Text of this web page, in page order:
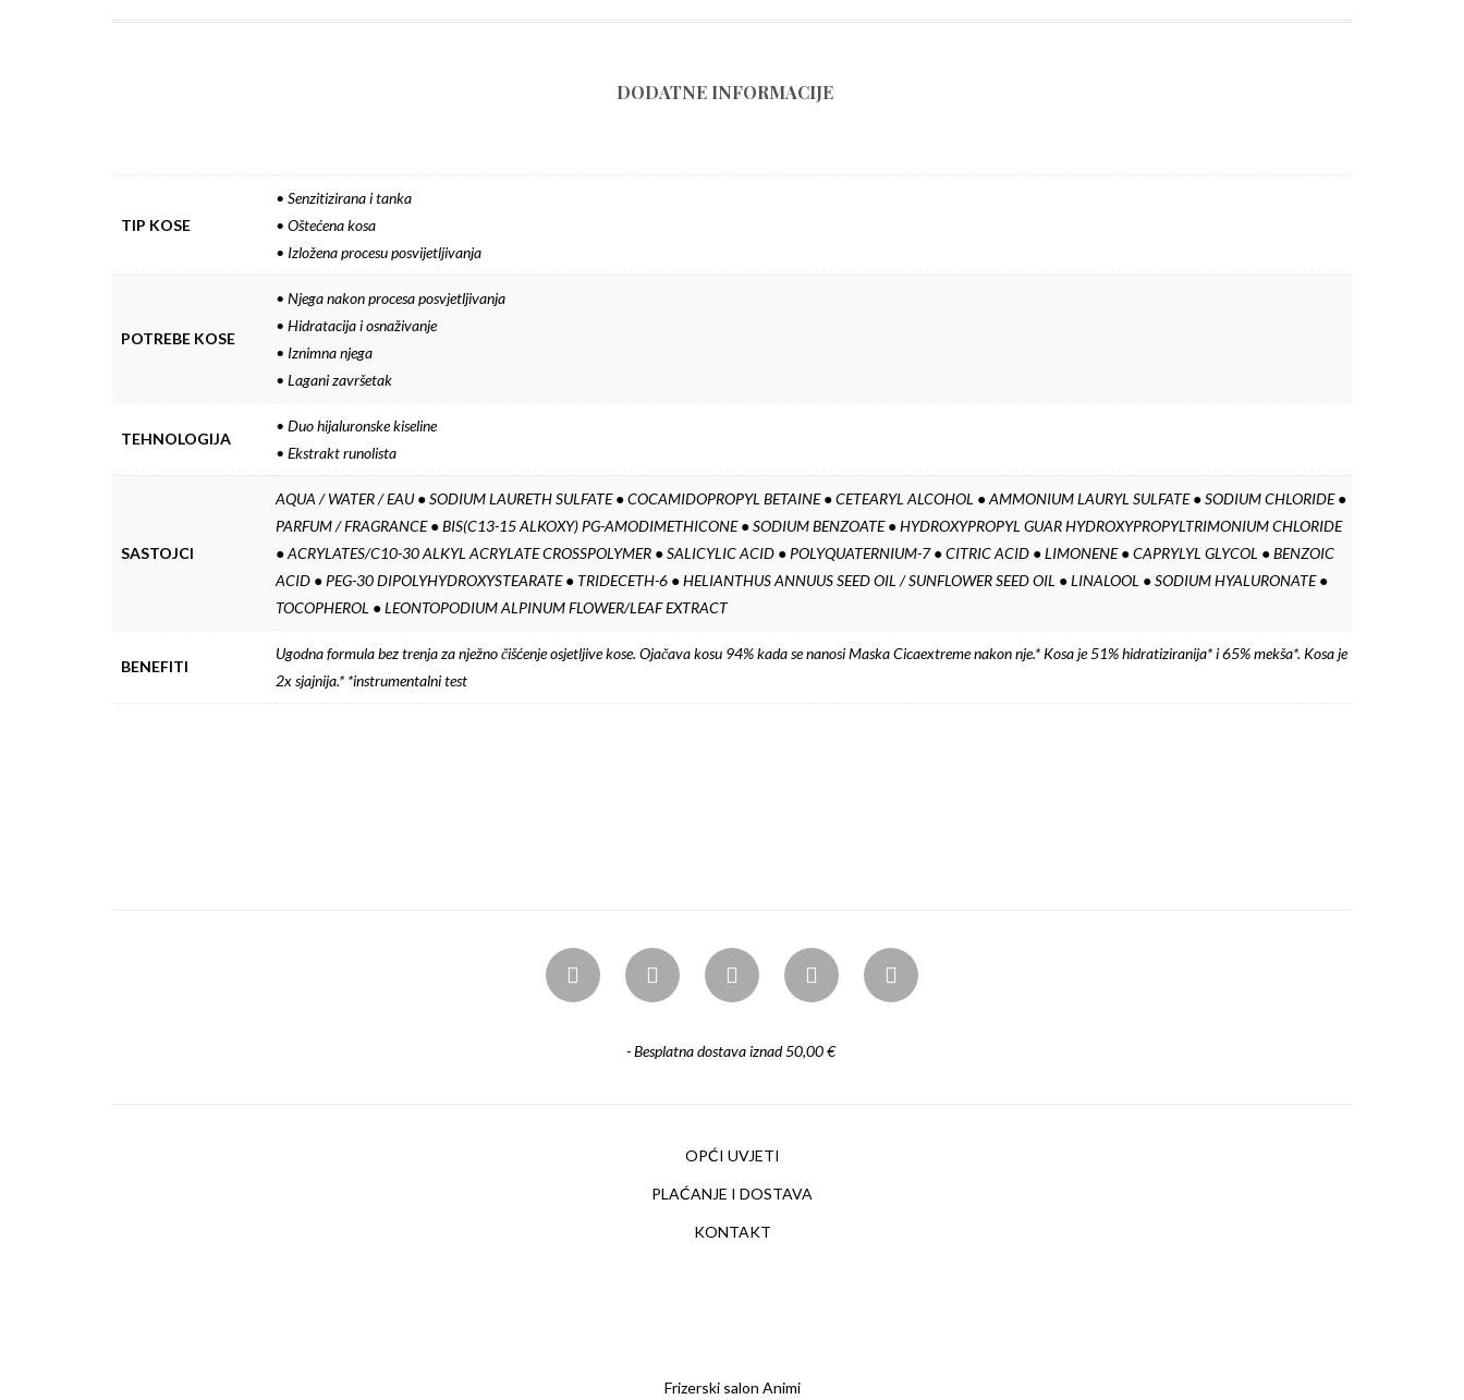
DODATNE INFORMACIJE
TIP KOSE
• Senzitizirana i tanka
• Oštećena kosa
• Izložena procesu posvijetljivanja
POTREBE KOSE
• Njega nakon procesa posvjetljivanja
• Hidratacija i osnaživanje
• Iznimna njega
• Lagani završetak
TEHNOLOGIJA
• Duo hijaluronske kiseline
• Ekstrakt runolista
SASTOJCI
AQUA / WATER / EAU ● SODIUM LAURETH SULFATE ● COCAMIDOPROPYL BETAINE ● CETEARYL ALCOHOL ● AMMONIUM LAURYL SULFATE ● SODIUM CHLORIDE ●
PARFUM / FRAGRANCE ● BIS(C13-15 ALKOXY) PG-AMODIMETHICONE ● SODIUM BENZOATE ● HYDROXYPROPYL GUAR HYDROXYPROPYLTRIMONIUM CHLORIDE
● ACRYLATES/C10-30 ALKYL ACRYLATE CROSSPOLYMER ● SALICYLIC ACID ● POLYQUATERNIUM-7 ● CITRIC ACID ● LIMONENE ● CAPRYLYL GLYCOL ● BENZOIC
ACID ● PEG-30 DIPOLYHYDROXYSTEARATE ● TRIDECETH-6 ● HELIANTHUS ANNUUS SEED OIL / SUNFLOWER SEED OIL ● LINALOOL ● SODIUM HYALURONATE ●
TOCOPHEROL ● LEONTOPODIUM ALPINUM FLOWER/LEAF EXTRACT
BENEFITI
Ugodna formula bez trenja za nježno čišćenje osjetljive kose. Ojačava kosu 94% kada se nanosi Maska Cicaextreme nakon nje.* Kosa je 51% hidratiziranija* i 65% mekša*. Kosa je
2x sjajnija.* *instrumentalni test
- Besplatna dostava iznad 50,00 €
OPĆI UVJETI
PLAĆANJE I DOSTAVA
KONTAKT
Frizerski salon Animi